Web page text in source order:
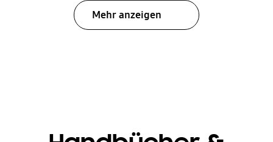
Mehr anzeigen